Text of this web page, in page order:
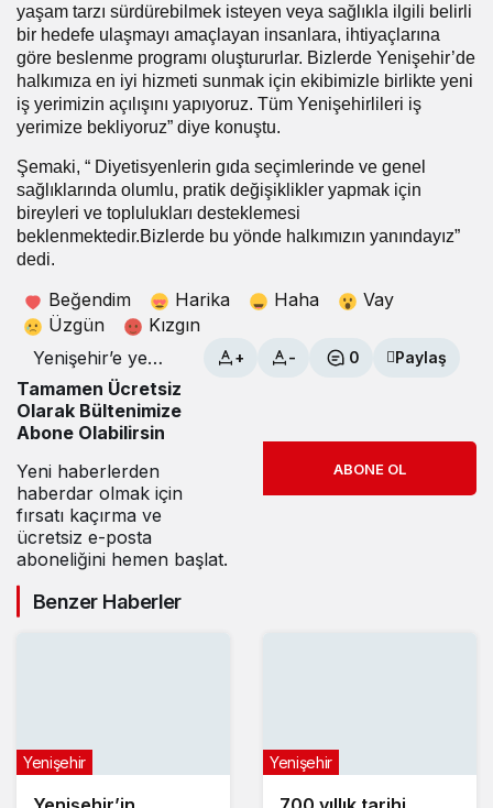
yaşam tarzı sürdürebilmek isteyen veya sağlıkla ilgili belirli
bir hedefe ulaşmayı amaçlayan insanlara, ihtiyaçlarına
göre beslenme programı oluştururlar. Bizlerde Yenişehir’de
halkımıza en iyi hizmeti sunmak için ekibimizle birlikte yeni
iş yerimizin açılışını yapıyoruz. Tüm Yenişehirlileri iş
yerimize bekliyoruz” diye konuştu.
Şemaki, “ Diyetisyenlerin gıda seçimlerinde ve genel
sağlıklarında olumlu, pratik değişiklikler yapmak için
bireyleri ve toplulukları desteklemesi
beklenmektedir.Bizlerde bu yönde halkımızın yanındayız”
dedi.
Beğendim Harika Haha
Vay
Üzgün
Kızgın
Yenişehir’e yeni
Diyetisyen
+ - 0 Paylaş
Tamamen Ücretsiz
Olarak Bültenimize
Abone Olabilirsin
Yeni haberlerden
haberdar olmak için
fırsatı kaçırma ve
ücretsiz e-posta
aboneliğini hemen başlat.
ABONE OL
Benzer Haberler
Yenişehir Yenişehir